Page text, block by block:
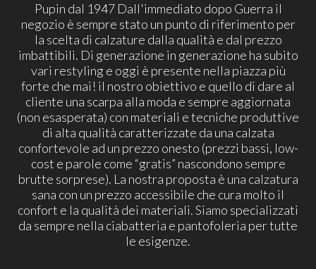
Pupin dal 1947 Dall'immediato dopo Guerra il
negozio è sempre stato un punto di riferimento per
la scelta di calzature dalla qualità e dal prezzo
imbattibili. Di generazione in generazione ha subito
vari restyling e oggi è presente nella piazza più
forte che mai! il nostro obiettivo e quello di dare al
cliente una scarpa alla moda e sempre aggiornata
(non esasperata) con materiali e tecniche produttive
di alta qualità caratterizzate da una calzata
confortevole ad un prezzo onesto (prezzi bassi, low-
cost e parole come “gratis” nascondono sempre
brutte sorprese). La nostra proposta è una calzatura
sana con un prezzo accessibile che cura molto il
confort e la qualità dei materiali. Siamo specializzati
da sempre nella ciabatteria e pantofoleria per tutte
le esigenze.